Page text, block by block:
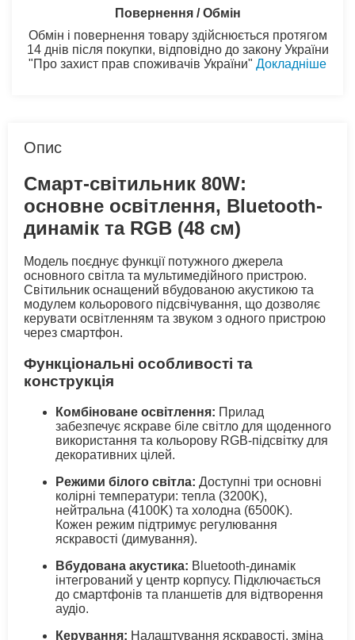
Повернення / Обмін
Обмін і повернення товару здійснюється протягом
14 днів після покупки, відповідно до закону України
"Про захист прав споживачів України" Докладніше
Опис
Смарт-світильник 80W:
основне освітлення, Bluetooth-
динамік та RGB (48 см)
Модель поєднує функції потужного джерела
основного світла та мультимедійного пристрою.
Світильник оснащений вбудованою акустикою та
модулем кольорового підсвічування, що дозволяє
керувати освітленням та звуком з одного пристрою
через смартфон.
Функціональні особливості та
конструкція
Комбіноване освітлення: Прилад
забезпечує яскраве біле світло для щоденного
використання та кольорову RGB-підсвітку для
декоративних цілей.
Режими білого світла: Доступні три основні
колірні температури: тепла (3200K),
нейтральна (4100K) та холодна (6500K).
Кожен режим підтримує регулювання
яскравості (димування).
Вбудована акустика: Bluetooth-динамік
інтегрований у центр корпусу. Підключається
до смартфонів та планшетів для відтворення
аудіо.
Керування: Налаштування яскравості, зміна